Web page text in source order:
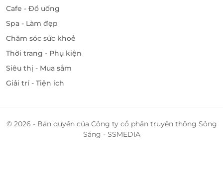
Thanh Holiday Vũng Tàu!
Voucher giảm giá
vài bước để đặt phòng tiện lợi
mơ ước!
Cafe - Đồ uống
Spa - Làm đẹp
Chăm sóc sức khoẻ
Thời trang - Phụ kiện
Siêu thị - Mua sắm
Giải trí - Tiện ích
© 2026 - Bản quyền của Công ty cổ phần truyền thông Sông
Sáng - SSMEDIA